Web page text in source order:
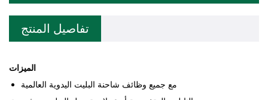
تفاصيل المنتج
الميزات
مع جميع وظائف شاحنة البليت اليدوية العالمية